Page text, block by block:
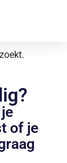
of je